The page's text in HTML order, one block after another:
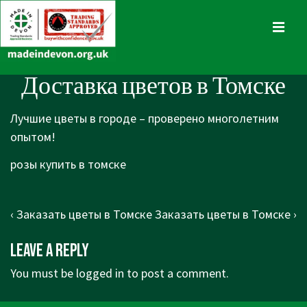
Skip
to
Content
Main
Navigation
Доставка цветов в Томске
Лучшие цветы в городе – проверено многолетним
опытом!
розы купить в томске
Post
Previous
is
‹ Заказать цветы в ТомскеNext
Заказать цветы в Томске ›
Leave a Reply
You must be logged in to post a comment.